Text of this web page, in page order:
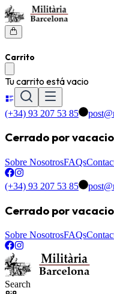
Carrito
Tu carrito está vacio
(+34) 93 207 53 85
Cerrado por
Sobre NosotrosFAQs
(+34) 93 207 53 85
Cerrado por
Sobre NosotrosFAQs
Search